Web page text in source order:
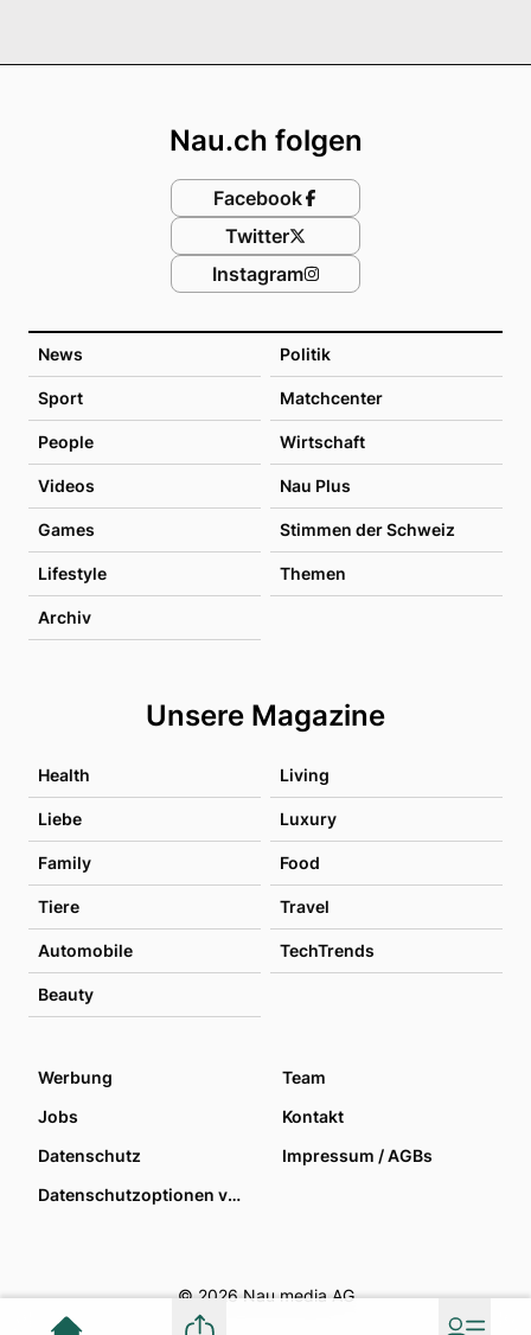
News Politik
Sport Matchcenter
People Wirtschaft
Videos Nau Plus
Games Stimmen der Schweiz
Lifestyle Themen
Archiv
Unsere Magazine
Health Living
Liebe Luxury
Family Food
Tiere Travel
Automobile TechTrends
Beauty
Nau.ch folgen
Facebook
Twitter
Instagram
Werbung
Team
Jobs
Kontakt
Datenschutz
Impressum / AGBs
Datenschutzoptionen verwalten
© 2026 Nau media AG